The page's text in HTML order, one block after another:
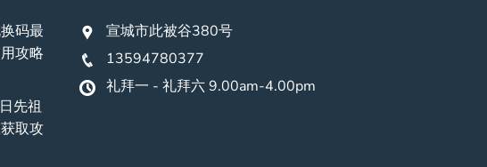
码最
攻略
先祖
取攻
宣城市此被谷380号
13594780377
礼拜一 - 礼拜六 9.00am-4.00pm